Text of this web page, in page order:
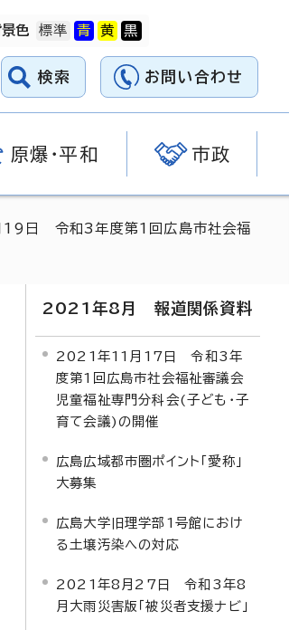
色
検索 お問い合わせ
原爆・平和 市政
日 令和3年度第1回広島市社会福
2021年8月 報道関係資料
2021年11月17日 令和3年
度第1回広島市社会福祉審議会
児童福祉専門分科会(子ども・子
育て会議)の開催
広島広域都市圏ポイント「愛称」
大募集
広島大学旧理学部1号館におけ
る土壌汚染への対応
2021年8月27日 令和3年8
月大雨災害版「被災者支援ナビ」